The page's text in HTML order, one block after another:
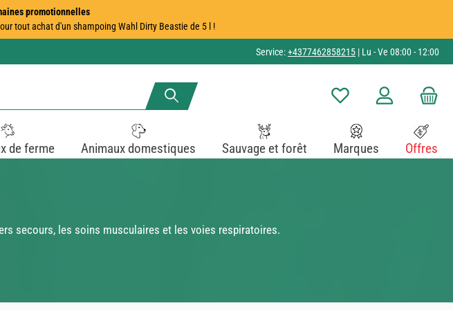
promotionnelles
tout achat d'un shampoing Wahl Dirty Beastie de 5 l !
Service:+4377462858215 | Lu - Ve 08:00 - 12:00
Vous avez 0 articles dans
de ferme Animaux domestiques Sauvage et forêt Marques Offres
secours, les soins musculaires et les voies respiratoires.